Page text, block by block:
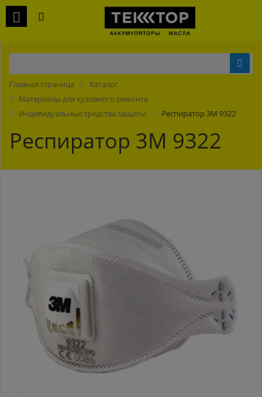
Главная страница
Каталог
Материалы для кузовного ремонта
Индивидуальные средства защиты
Респиратор 3М 9322
Респиратор 3М 9322